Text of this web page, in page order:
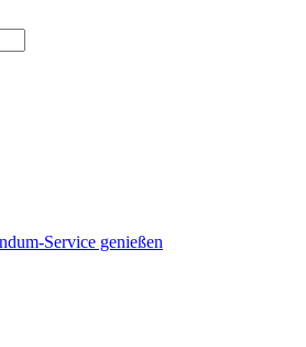
Service genießen